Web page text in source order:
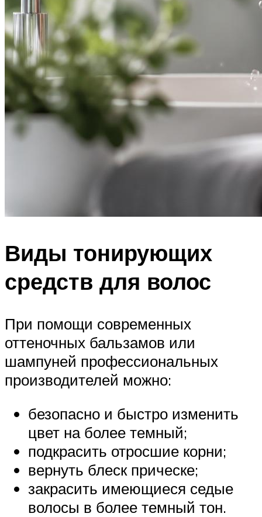
Виды тонирующих
средств для волос
При помощи современных
оттеночных бальзамов или
шампуней профессиональных
производителей можно:
безопасно и быстро изменить
цвет на более темный;
подкрасить отросшие корни;
вернуть блеск прическе;
закрасить имеющиеся седые
волосы в более темный тон.